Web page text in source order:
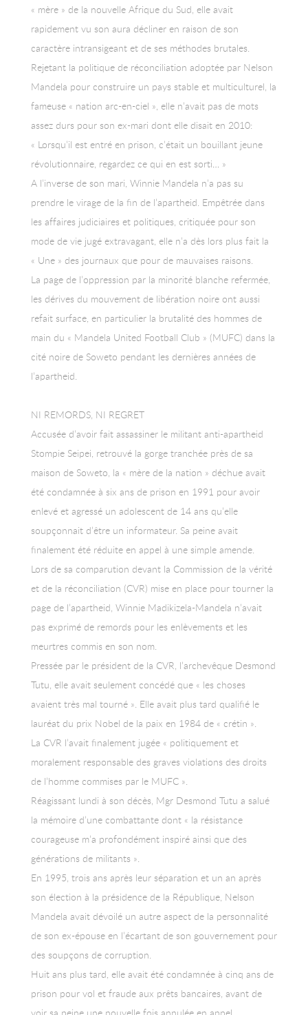
« mère » de la nouvelle Afrique du Sud, elle avait
rapidement vu son aura décliner en raison de son
caractère intransigeant et de ses méthodes brutales.
Rejetant la politique de réconciliation adoptée par Nelson
Mandela pour construire un pays stable et multiculturel, la
fameuse « nation arc-en-ciel », elle n’avait pas de mots
assez durs pour son ex-mari dont elle disait en 2010:
« Lorsqu’il est entré en prison, c’était un bouillant jeune
révolutionnaire, regardez ce qui en est sorti… »
A l’inverse de son mari, Winnie Mandela n’a pas su
prendre le virage de la fin de l’apartheid. Empêtrée dans
les affaires judiciaires et politiques, critiquée pour son
mode de vie jugé extravagant, elle n’a dès lors plus fait la
« Une » des journaux que pour de mauvaises raisons.
La page de l’oppression par la minorité blanche refermée,
les dérives du mouvement de libération noire ont aussi
refait surface, en particulier la brutalité des hommes de
main du « Mandela United Football Club » (MUFC) dans la
cité noire de Soweto pendant les dernières années de
l’apartheid.
NI REMORDS, NI REGRET
Accusée d’avoir fait assassiner le militant anti-apartheid
Stompie Seipei, retrouvé la gorge tranchée près de sa
maison de Soweto, la « mère de la nation » déchue avait
été condamnée à six ans de prison en 1991 pour avoir
enlevé et agressé un adolescent de 14 ans qu’elle
soupçonnait d’être un informateur. Sa peine avait
finalement été réduite en appel à une simple amende.
Lors de sa comparution devant la Commission de la vérité
et de la réconciliation (CVR) mise en place pour tourner la
page de l’apartheid, Winnie Madikizela-Mandela n’avait
pas exprimé de remords pour les enlèvements et les
meurtres commis en son nom.
Pressée par le président de la CVR, l’archevêque Desmond
Tutu, elle avait seulement concédé que « les choses
avaient très mal tourné ». Elle avait plus tard qualifié le
lauréat du prix Nobel de la paix en 1984 de « crétin ».
La CVR l’avait finalement jugée « politiquement et
moralement responsable des graves violations des droits
de l’homme commises par le MUFC ».
Réagissant lundi à son décès, Mgr Desmond Tutu a salué
la mémoire d’une combattante dont « la résistance
courageuse m’a profondément inspiré ainsi que des
générations de militants ».
En 1995, trois ans après leur séparation et un an après
son élection à la présidence de la République, Nelson
Mandela avait dévoilé un autre aspect de la personnalité
de son ex-épouse en l’écartant de son gouvernement pour
des soupçons de corruption.
Huit ans plus tard, elle avait été condamnée à cinq ans de
prison pour vol et fraude aux prêts bancaires, avant de